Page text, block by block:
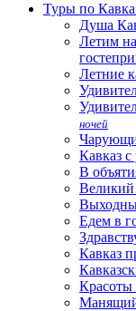
Туры по
Душа
Летим
Летние
ночей
Кавказ с
В
Великий
Едем в
Кавказ
Красоты
Манящий